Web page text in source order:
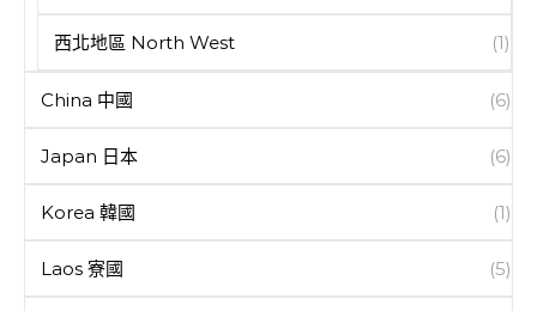
西北地區 North West (1)
China 中國 (6)
Japan 日本 (6)
Korea 韓國 (1)
Laos 寮國 (5)